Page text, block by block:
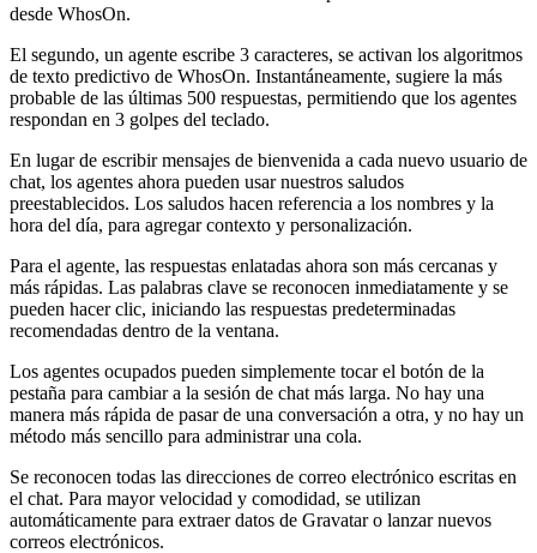
desde WhosOn.
El segundo, un agente escribe 3 caracteres, se activan los algoritmos
de texto predictivo de WhosOn. Instantáneamente, sugiere la más
probable de las últimas 500 respuestas, permitiendo que los agentes
respondan en 3 golpes del teclado.
En lugar de escribir mensajes de bienvenida a cada nuevo usuario de
chat, los agentes ahora pueden usar nuestros saludos
preestablecidos. Los saludos hacen referencia a los nombres y la
hora del día, para agregar contexto y personalización.
Para el agente, las respuestas enlatadas ahora son más cercanas y
más rápidas. Las palabras clave se reconocen inmediatamente y se
pueden hacer clic, iniciando las respuestas predeterminadas
recomendadas dentro de la ventana.
Los agentes ocupados pueden simplemente tocar el botón de la
pestaña para cambiar a la sesión de chat más larga. No hay una
manera más rápida de pasar de una conversación a otra, y no hay un
método más sencillo para administrar una cola.
Se reconocen todas las direcciones de correo electrónico escritas en
el chat. Para mayor velocidad y comodidad, se utilizan
automáticamente para extraer datos de Gravatar o lanzar nuevos
correos electrónicos.